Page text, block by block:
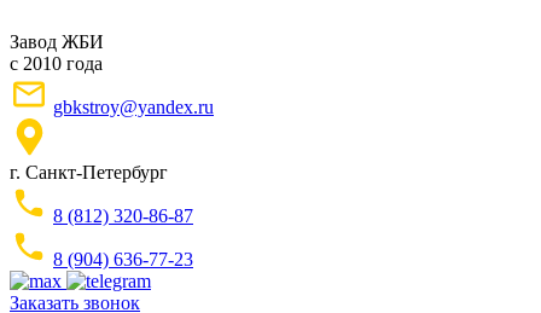
Завод ЖБИ
с 2010 года
gbkstroy@yandex.ru
г. Санкт-Петербург
8 (812) 320-86-87
8 (904) 636-77-23
Заказать звонок